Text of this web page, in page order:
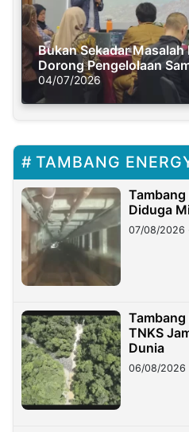
Bukan Sekadar
Dorong Pengelolaan
Solusi Krisis Iklim
04/07/2026
TAMBANG
Diduga
07/08/2026
Tambang
TNKS
Dunia
06/08/2026